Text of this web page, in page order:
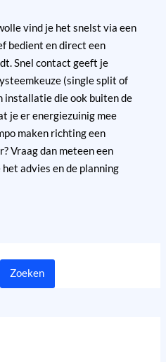
vind je het snelst via een
bedient en direct een
Snel contact geeft je
(single split of
installatie die ook buiten de
je er energiezuinig mee
maken richting een
Vraag dan meteen een
advies en de planning
Zoeken